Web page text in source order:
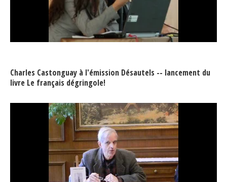
Charles Castonguay à l'émission Désautels -- lancement du
livre Le français dégringole!